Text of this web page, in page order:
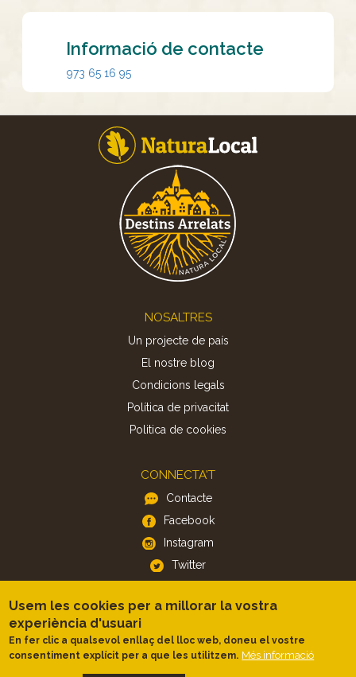
Informació de contacte
973 65 16 95
NOSALTRES
Un projecte de país
El nostre blog
Condicions legals
Política de privacitat
Politica de cookies
CONNECTA'T
Contacte
Facebook
Instagram
Twitter
APP
iOS
Android
Usem les cookies per a millorar la vostra
experiència d'usuari
En fer clic a qualsevol enllaç del lloc web, doneu el vostre
consentiment explícit per a que les utilitzem. Més informació